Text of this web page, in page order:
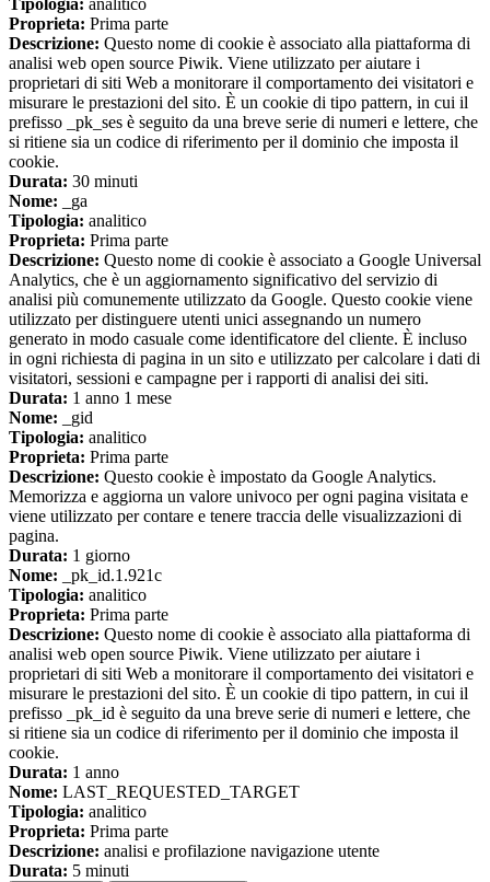
Tipologia: analitico
Proprieta: Prima parte
Descrizione: Questo nome di cookie è associato alla piattaforma di
analisi web open source Piwik. Viene utilizzato per aiutare i
proprietari di siti Web a monitorare il comportamento dei visitatori e
misurare le prestazioni del sito. È un cookie di tipo pattern, in cui il
prefisso _pk_ses è seguito da una breve serie di numeri e lettere, che
si ritiene sia un codice di riferimento per il dominio che imposta il
cookie.
Durata: 30 minuti
Nome: _ga
Tipologia: analitico
Proprieta: Prima parte
Descrizione: Questo nome di cookie è associato a Google Universal
Analytics, che è un aggiornamento significativo del servizio di
analisi più comunemente utilizzato da Google. Questo cookie viene
utilizzato per distinguere utenti unici assegnando un numero
generato in modo casuale come identificatore del cliente. È incluso
in ogni richiesta di pagina in un sito e utilizzato per calcolare i dati di
visitatori, sessioni e campagne per i rapporti di analisi dei siti.
Durata: 1 anno 1 mese
Nome: _gid
Tipologia: analitico
Proprieta: Prima parte
Descrizione: Questo cookie è impostato da Google Analytics.
Memorizza e aggiorna un valore univoco per ogni pagina visitata e
viene utilizzato per contare e tenere traccia delle visualizzazioni di
pagina.
Durata: 1 giorno
Nome: _pk_id.1.921c
Tipologia: analitico
Proprieta: Prima parte
Descrizione: Questo nome di cookie è associato alla piattaforma di
analisi web open source Piwik. Viene utilizzato per aiutare i
proprietari di siti Web a monitorare il comportamento dei visitatori e
misurare le prestazioni del sito. È un cookie di tipo pattern, in cui il
prefisso _pk_id è seguito da una breve serie di numeri e lettere, che
si ritiene sia un codice di riferimento per il dominio che imposta il
cookie.
Durata: 1 anno
Nome: LAST_REQUESTED_TARGET
Tipologia: analitico
Proprieta: Prima parte
Descrizione: analisi e profilazione navigazione utente
Durata: 5 minuti